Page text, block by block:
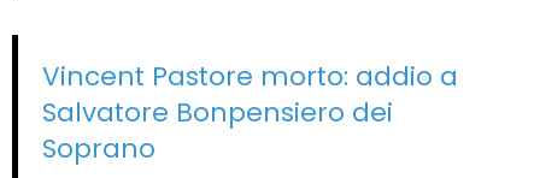
Vincent Pastore morto: addio a
Salvatore Bonpensiero dei
Soprano